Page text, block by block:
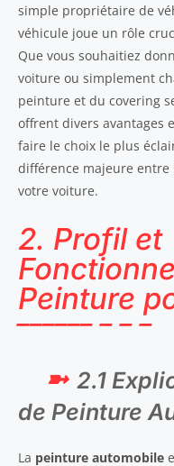
simple propriétaire de
véhicule joue un rôle
Que vous souhaitiez
voiture ou simplement
peinture et du covering
offrent divers avantages
faire le choix le plus
différence majeure
votre voiture.
2. Profil et
Peinture
2.1
de Peinture
La peinture automobile